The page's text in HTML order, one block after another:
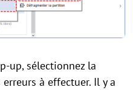
up, sélectionnez la
à effectuer. Il y a